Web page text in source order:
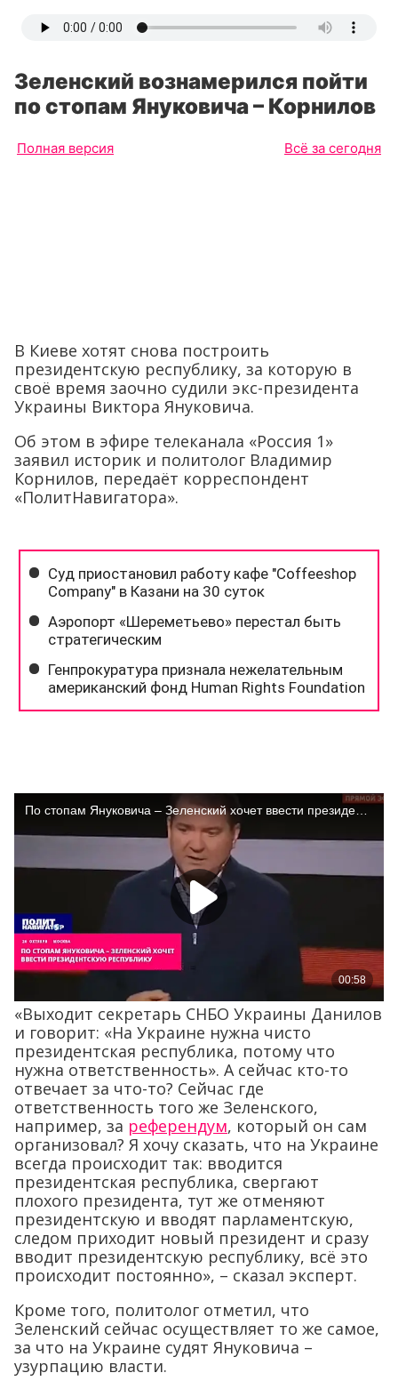
Зеленский вознамерился пойти
по стопам Януковича – Корнилов
Полная версия Всё за сегодня
В Киеве хотят снова построить
президентскую республику, за которую в
своё время заочно судили экс-президента
Украины Виктора Януковича.
Об этом в эфире телеканала «Россия 1»
заявил историк и политолог Владимир
Корнилов, передаёт корреспондент
«ПолитНавигатора».
«Выходит секретарь СНБО Украины Данилов
и говорит: «На Украине нужна чисто
президентская республика, потому что
нужна ответственность». А сейчас кто-то
отвечает за что-то? Сейчас где
ответственность того же Зеленского,
например, за референдум, который он сам
организовал? Я хочу сказать, что на Украине
всегда происходит так: вводится
президентская республика, свергают
плохого президента, тут же отменяют
президентскую и вводят парламентскую,
следом приходит новый президент и сразу
вводит президентскую республику, всё это
происходит постоянно», – сказал эксперт.
Кроме того, политолог отметил, что
Зеленский сейчас осуществляет то же самое,
за что на Украине судят Януковича –
узурпацию власти.